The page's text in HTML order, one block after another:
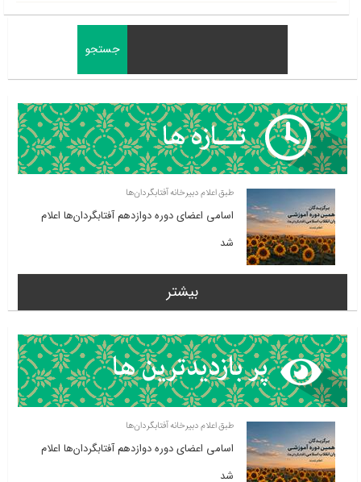
طبق اعلام دبیرخانه آفتابگردان‌ها
اسامی اعضای دوره دوازدهم آفتابگردان‌ها اعلام
شد
بیشتر
طبق اعلام دبیرخانه آفتابگردان‌ها
اسامی اعضای دوره دوازدهم آفتابگردان‌ها اعلام
شد